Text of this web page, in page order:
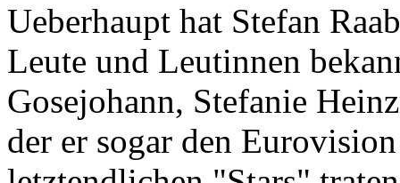
Ueberhaupt hat Stefan
Leute und Leutinnen
Gosejohann, Stefanie
der er sogar den